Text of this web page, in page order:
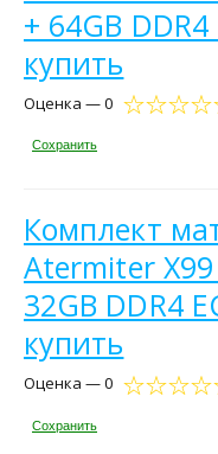
+ 64GB
купить
Оценка — 0
Сохранить
Комплект
Atermiter X99
32GB DDR4
купить
Оценка — 0
Сохранить